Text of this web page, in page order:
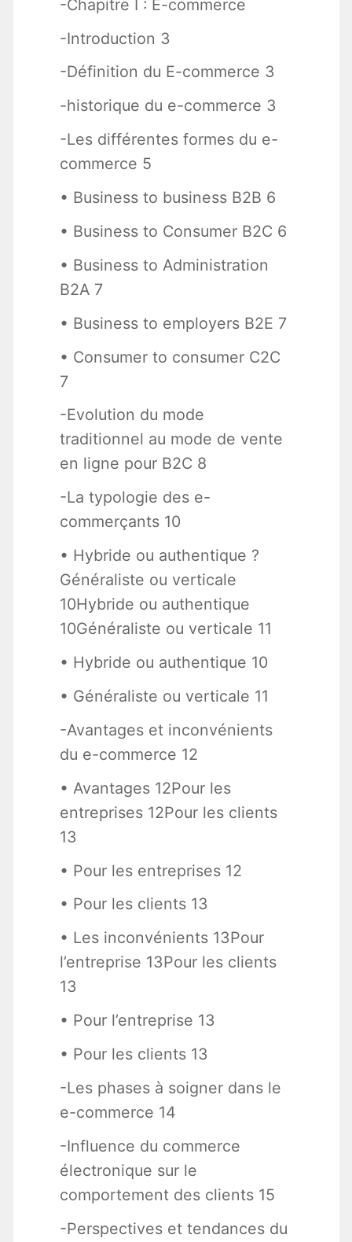
-Chapitre I : E-commerce
-Introduction 3
-Définition du E-commerce 3
-historique du e-commerce 3
-Les différentes formes du e-
commerce 5
• Business to business B2B 6
• Business to Consumer B2C 6
• Business to Administration
B2A 7
• Business to employers B2E 7
• Consumer to consumer C2C
7
-Evolution du mode
traditionnel au mode de vente
en ligne pour B2C 8
-La typologie des e-
commerçants 10
• Hybride ou authentique ?
Généraliste ou verticale
10Hybride ou authentique
10Généraliste ou verticale 11
• Hybride ou authentique 10
• Généraliste ou verticale 11
-Avantages et inconvénients
du e-commerce 12
• Avantages 12Pour les
entreprises 12Pour les clients
13
• Pour les entreprises 12
• Pour les clients 13
• Les inconvénients 13Pour
l’entreprise 13Pour les clients
13
• Pour l’entreprise 13
• Pour les clients 13
-Les phases à soigner dans le
e-commerce 14
-Influence du commerce
électronique sur le
comportement des clients 15
-Perspectives et tendances du